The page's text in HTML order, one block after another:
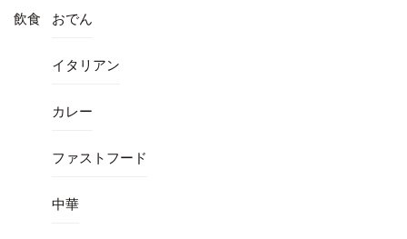
飲食 おでん
イタリアン
カレー
ファストフード
中華